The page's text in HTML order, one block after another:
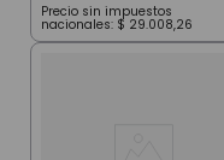
Precio sin impuestos
nacionales: $ 29.008,26